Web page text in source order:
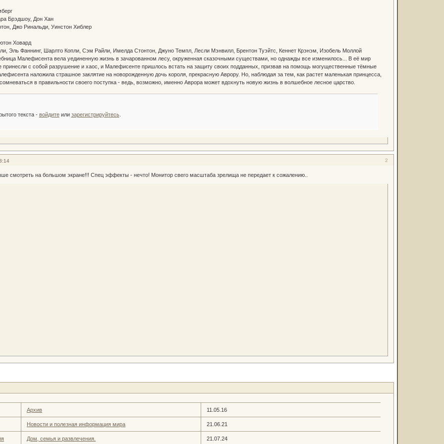
Брэдшоу, Дон Хан
Джо Ринальди, Уинстон Хиблер
Ховард
Эль Фаннинг, Шарлто Копли, Сэм Райли, Имелда Стонтон, Джуно Темпл, Лесли Мэнвилл, Брентон Туэйтс, Кеннет Крэнэм, Изобель Моллой
Малефисента вела уединенную жизнь в зачарованном лесу, окруженная сказочными существами, но однажды все изменилось... В её мир
принесли с собой разрушение и хаос, и Малефисенте пришлось встать на защиту своих подданных, призвав на помощь могущественные тёмные
наложила страшное заклятие на новорожденную дочь короля, прекрасную Аврору. Но, наблюдая за тем, как растет маленькая принцесса,
в правильности своего поступка - ведь, возможно, именно Аврора может вдохнуть новую жизнь в волшебное лесное царство.
текста - войдитеили зарегистрируйтесь.
2
смотреть на большом экране!!! Спец эффекты - нечто! Монитор свего масштаба зрелища не передает к сожалению..
Архив 11.05.16
Новости и полезная информация мира 21.06.21
Дом, семья и развлечения. 21.07.24